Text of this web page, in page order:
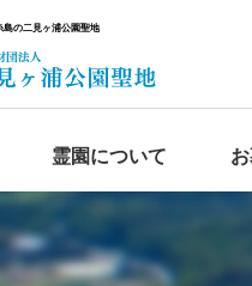
島の二見ヶ浦公園聖地
霊園について